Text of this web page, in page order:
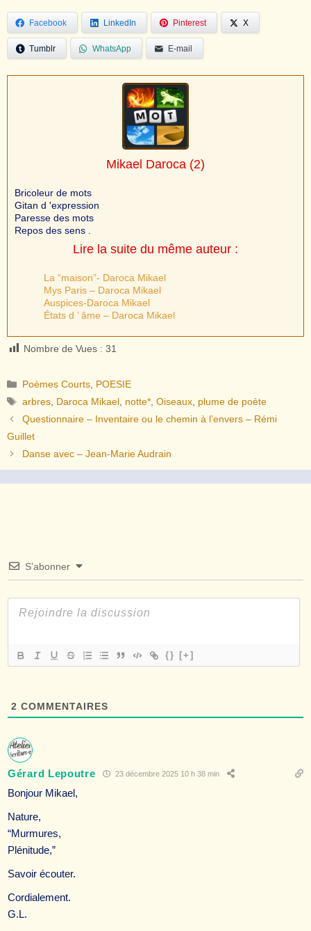
Facebook LinkedIn Pinterest X
Tumblr WhatsApp E-mail
Mikael Daroca (2)
Bricoleur de mots
Gitan d 'expression
Paresse des mots
Repos des sens .
Lire la suite du même auteur :
La “maison”- Daroca Mikael
Mys Paris – Daroca Mikael
Auspices-Daroca Mikael
États d ’ âme – Daroca Mikael
Nombre de Vues : 31
Catégories
Poèmes Courts POESIE
Étiquettes
arbres Daroca Mikael notte* ,Oiseaux plume de poète
Questionnaire – Inventaire ou le chemin à l’envers – Rémi
Guillet
Danse avec – Jean-Marie Audrain
S’abonner
{} [+]
2 COMMENTAIRES
Gérard Lepoutre 23 décembre 2025 10 h 38 min
Bonjour Mikael,
Nature,
“Murmures,
Plénitude,”
Savoir écouter.
Cordialement.
G.L.